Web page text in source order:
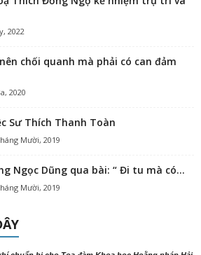
2022
chối quanh mà phải có can đảm
2020
Sư Thích Thanh Toàn
Mười, 2019
Ngọc Dũng qua bài: “ Đi tu mà có...
Mười, 2019